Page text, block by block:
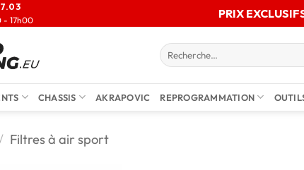
- 17h00
PRIX
CHASSIS AKRAPOVIC REPROGRAMMATION
/ Filtres à air sport